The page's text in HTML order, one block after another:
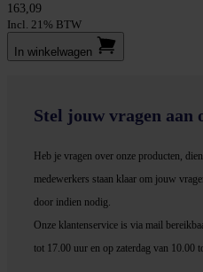
163,09
Incl. 21% BTW
In winkel­wagen
Stel jouw vragen aan
Heb je vragen over onze producten,
medewerkers staan klaar om jouw
door indien nodig.
Onze klantenservice is via mail
tot 17.00 uur en op zaterdag van 10.00